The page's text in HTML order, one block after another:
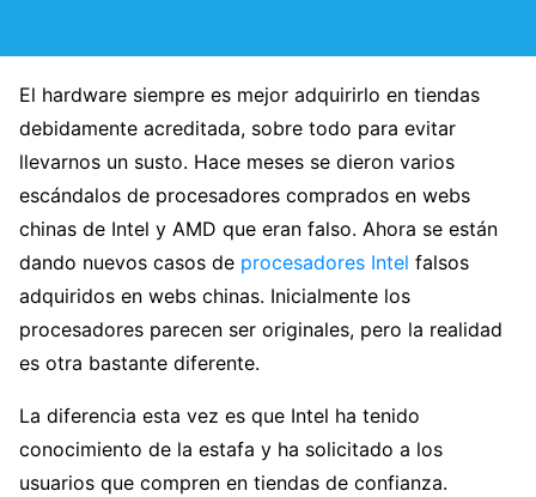
El hardware siempre es mejor adquirirlo en tiendas
debidamente acreditada, sobre todo para evitar
llevarnos un susto. Hace meses se dieron varios
escándalos de procesadores comprados en webs
chinas de Intel y AMD que eran falso. Ahora se están
dando nuevos casos de procesadores Intel falsos
adquiridos en webs chinas. Inicialmente los
procesadores parecen ser originales, pero la realidad
es otra bastante diferente.
La diferencia esta vez es que Intel ha tenido
conocimiento de la estafa y ha solicitado a los
usuarios que compren en tiendas de confianza.